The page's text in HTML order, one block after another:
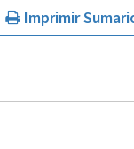
Imprimir